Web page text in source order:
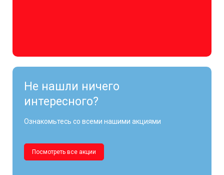
Не нашли ничего
интересного?
Ознакомьтесь со всеми нашими акциями
Посмотреть все акции